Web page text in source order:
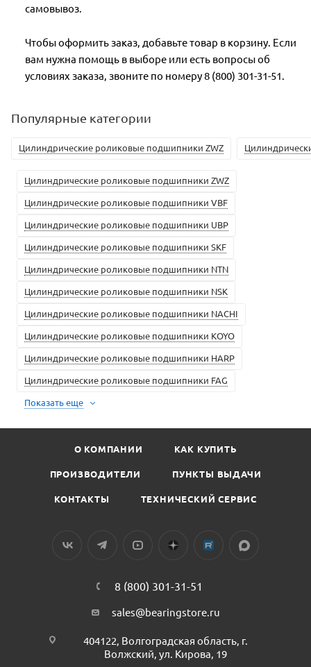
самовывоз.
Чтобы оформить заказ, добавьте товар в корзину. Если
вам нужна помощь в выборе или есть вопросы об
условиях заказа, звоните по номеру 8 (800) 301-31-51.
Популярные категории
Цилиндрические роликовые подшипники ZWZ
Цилиндрические роликовые подшипники ZWZ
Цилиндрические роликовые подшипники VBF
Цилиндрические роликовые подшипники UBP
Цилиндрические роликовые подшипники SKF
Цилиндрические роликовые подшипники NTN
Цилиндрические роликовые подшипники NSK
Цилиндрические роликовые подшипники NACHI
Цилиндрические роликовые подшипники KOYO
Цилиндрические роликовые подшипники HARP
Цилиндрические роликовые подшипники FAG
Показать еще
О КОМПАНИИ КАК КУПИТЬ
ПРОИЗВОДИТЕЛИ ПУНКТЫ ВЫДАЧИ
КОНТАКТЫ ТЕХНИЧЕСКИЙ СЕРВИС
8 (800) 301-31-51
sales@bearingstore.ru
404122, Волгоградская область, г.
Волжский, ул. Кирова, 19